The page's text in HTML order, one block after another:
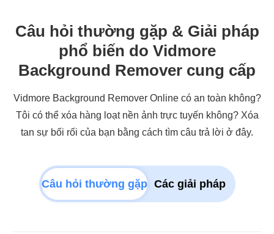
Câu hỏi thường gặp & Giải pháp
phổ biến do Vidmore
Background Remover cung cấp
Vidmore Background Remover Online có an toàn không?
Tôi có thể xóa hàng loạt nền ảnh trực tuyến không? Xóa
tan sự bối rối của bạn bằng cách tìm câu trả lời ở đây.
Câu hỏi thường gặp Các giải pháp